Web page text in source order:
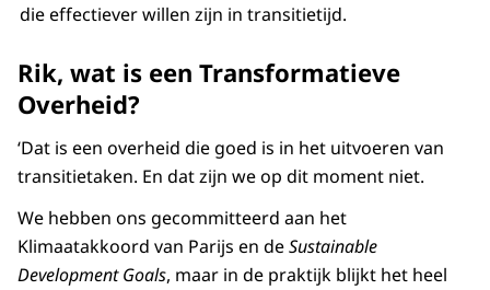
die effectiever willen zijn in transitietijd.
Rik, wat is een Transformatieve
Overheid?
‘Dat is een overheid die goed is in het uitvoeren van
transitietaken. En dat zijn we op dit moment niet.
We hebben ons gecommitteerd aan het
Klimaatakkoord van Parijs en deSustainable
Development Goals, maar in de praktijk blijkt het heel